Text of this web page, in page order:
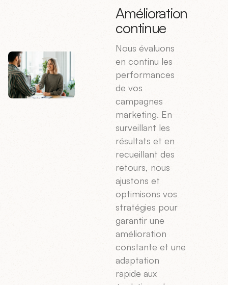
Amélioration
continue
Nous évaluons
en continu les
performances
de vos
campagnes
marketing. En
surveillant les
résultats et en
recueillant des
retours, nous
ajustons et
optimisons vos
stratégies pour
garantir une
amélioration
constante et une
adaptation
rapide aux